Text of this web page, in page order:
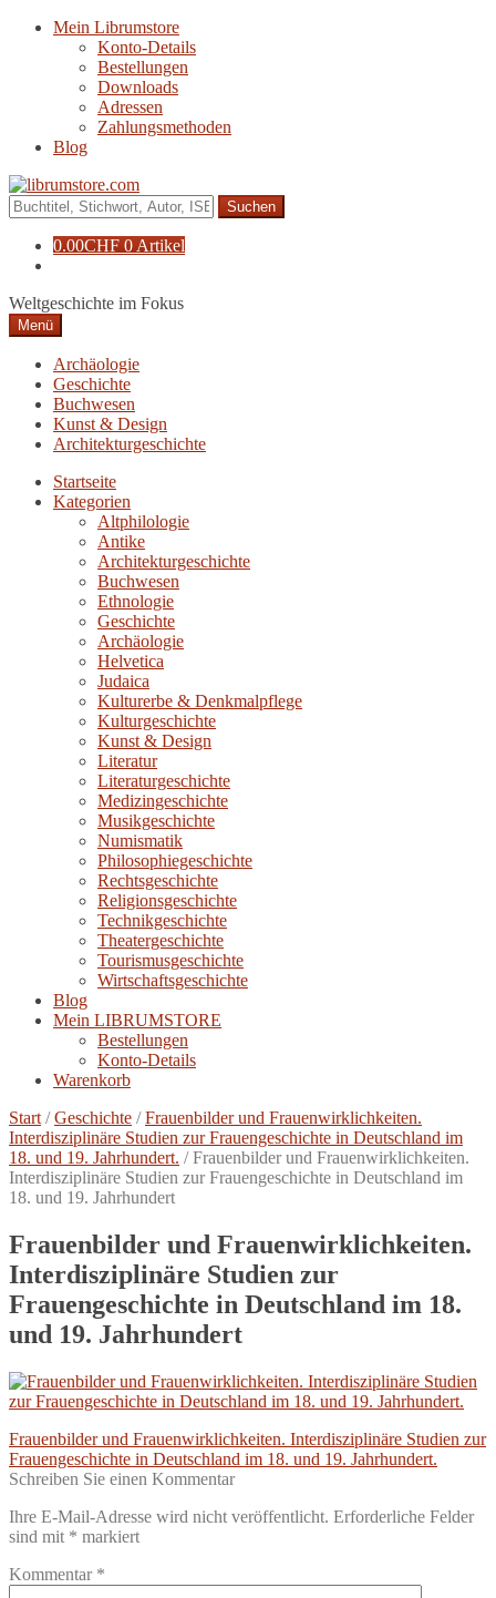
Navigation
Zum
Mein Librumstore
Konto-Details
Bestellungen
Downloads
Adressen
Zahlungsmethoden
Blog
Suche
nach:
0.00CHF 0 Artikel
Weltgeschichte im Fokus
Menü
Archäologie
Geschichte
Buchwesen
Kunst & Design
Architekturgeschichte
Startseite
Kategorien
Altphilologie
Antike
Architekturgeschichte
Buchwesen
Ethnologie
Geschichte
Archäologie
Helvetica
Judaica
Kulturerbe & Denkmalpflege
Kulturgeschichte
Kunst & Design
Literatur
Literaturgeschichte
Medizingeschichte
Musikgeschichte
Numismatik
Philosophiegeschichte
Rechtsgeschichte
Religionsgeschichte
Technikgeschichte
Theatergeschichte
Tourismusgeschichte
Wirtschaftsgeschichte
Blog
Mein LIBRUMSTORE
Bestellungen
Konto-Details
Warenkorb
Start /Geschichte /Frauenbilder und Frauenwirklichkeiten.
Interdisziplinäre Studien zur Frauengeschichte in Deutschland im
18. und 19. Jahrhundert. /Frauenbilder und Frauenwirklichkeiten.
Interdisziplinäre Studien zur Frauengeschichte in Deutschland im
18. und 19. Jahrhundert
Frauenbilder und Frauenwirklichkeiten.
Interdisziplinäre Studien zur
Frauengeschichte in Deutschland im 18.
und 19. Jahrhundert
Beitragsnavigation
Vorheriger
Beitrag:
Frauenbilder und Frauenwirklichkeiten. Interdisziplinäre Studien zur
Frauengeschichte in Deutschland im 18. und 19. Jahrhundert.
Schreiben Sie einen Kommentar
Ihre E-Mail-Adresse wird nicht veröffentlicht. Erforderliche Felder
sind mit * markiert
Kommentar *